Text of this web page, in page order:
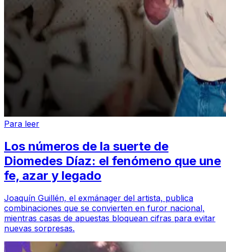
Para leer
Los números de la suerte de
Diomedes Díaz: el fenómeno que une
fe, azar y legado
Joaquín Guillén, el exmánager del artista, publica
combinaciones que se convierten en furor nacional,
mientras casas de apuestas bloquean cifras para evitar
nuevas sorpresas.